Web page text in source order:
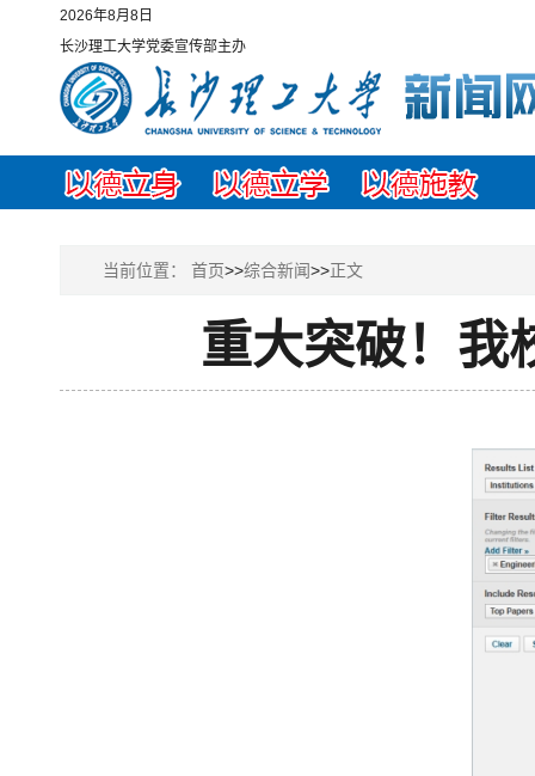
2026年8月8日
长沙理工大学党委宣传部主办
当前位置： 首页>>综合新闻>>正文
重大突破！